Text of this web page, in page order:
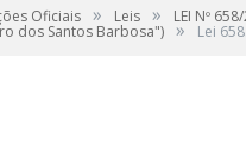
Oficiais » Leis » LEI Nº
dos Santos Barbosa") » Lei